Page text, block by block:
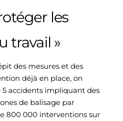
les
travail »
des mesures et des
déjà en place, on
5 accidents impliquant des
de balisage par
800 000 interventions sur